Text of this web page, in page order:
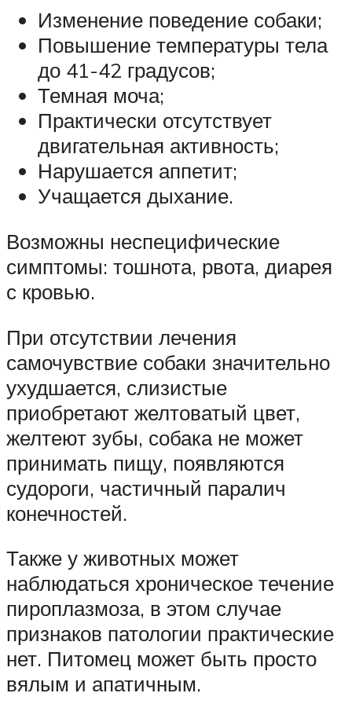
Изменение поведение собаки;
Повышение температуры тела
до 41-42 градусов;
Темная моча;
Практически отсутствует
двигательная активность;
Нарушается аппетит;
Учащается дыхание.
Возможны неспецифические
симптомы: тошнота, рвота, диарея
с кровью.
При отсутствии лечения
самочувствие собаки значительно
ухудшается, слизистые
приобретают желтоватый цвет,
желтеют зубы, собака не может
принимать пищу, появляются
судороги, частичный паралич
конечностей.
Также у животных может
наблюдаться хроническое течение
пироплазмоза, в этом случае
признаков патологии практические
нет. Питомец может быть просто
вялым и апатичным.